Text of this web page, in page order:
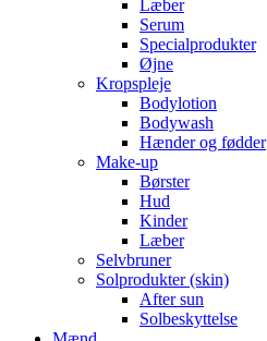
Læber
Serum
Specialprodukter
Øjne
Kropspleje
Bodylotion
Bodywash
Hænder og fødder
Make-up
Børster
Hud
Kinder
Læber
Selvbruner
Solprodukter (skin)
After sun
Solbeskyttelse